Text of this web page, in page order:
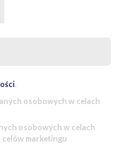
.
osobowych w celach
osobowych w celach
marketingu